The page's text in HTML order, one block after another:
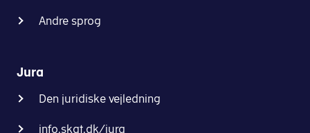
Andre sprog
Jura
Den juridiske vejledning
info.skat.dk/jura